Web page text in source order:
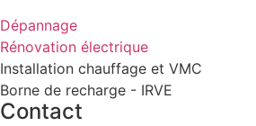
Dépannage
Rénovation électrique
Installation chauffage et VMC
Borne de recharge - IRVE
Contact